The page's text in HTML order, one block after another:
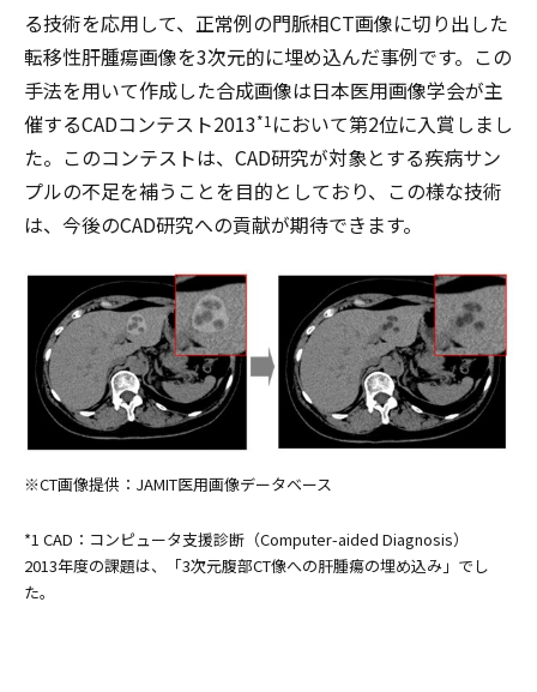
る技術を応用して、正常例の門脈相CT画像に切り出した
転移性肝腫瘍画像を3次元的に埋め込んだ事例です。この
手法を用いて作成した合成画像は日本医用画像学会が主
催するCADコンテスト2013*1 において第2位に入賞しまし
た。このコンテストは、CAD研究が対象とする疾病サン
プルの不足を補うことを目的としており、この様な技術
は、今後のCAD研究への貢献が期待できます。
※CT画像提供：JAMIT医用画像データベース
*1 CAD：コンピュータ支援診断（Computer-aided Diagnosis）
2013年度の課題は、「3次元腹部CT像への肝腫瘍の埋め込み」でし
た。